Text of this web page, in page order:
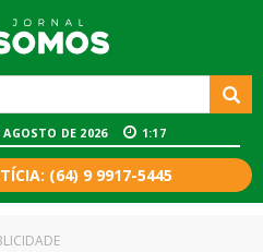
DE 2026 1:17
(64) 9 9917-5445